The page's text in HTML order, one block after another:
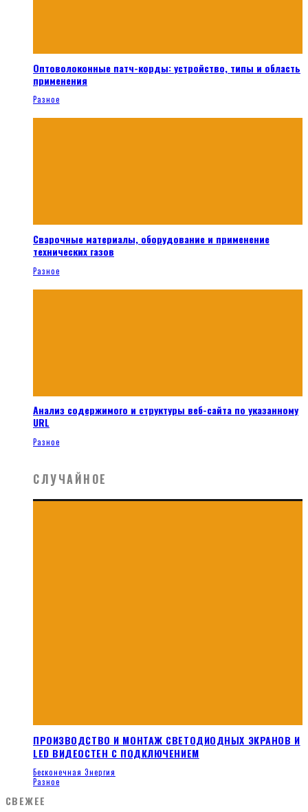
Оптоволоконные патч-корды: устройство, типы и область
применения
Разное
Сварочные материалы, оборудование и применение
технических газов
Разное
Анализ содержимого и структуры веб-сайта по указанному
URL
Разное
СЛУЧАЙНОЕ
ПРОИЗВОДСТВО И МОНТАЖ СВЕТОДИОДНЫХ ЭКРАНОВ И
LED ВИДЕОСТЕН С ПОДКЛЮЧЕНИЕМ
Бесконечная Энергия
Разное
СВЕЖЕЕ